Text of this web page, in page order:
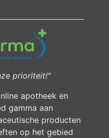
prioriteit!"
apotheek en
gamma aan
producten
op het gebied